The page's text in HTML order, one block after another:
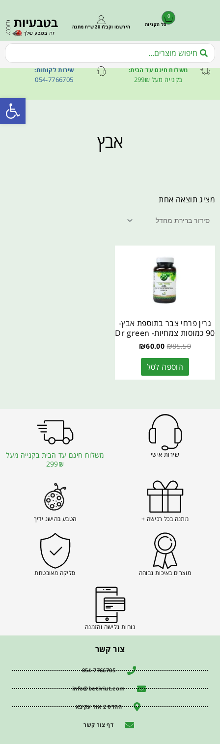
0
סל הקניות הירשמו וקבלו 20 ש״ח מתנה
משלוח חינם עד הבית:
בקנייה מעל 299₪
שירות לקוחות:
054-7766705
אבץ
מציג תוצאה אחת
גרין פרחי צבר בתוספת אבץ-
90 כמוסות צמחיות- Dr green
₪85.50
₪60.00
הוספה לסל
שירות אישי
משלוח חינם עד הבית בקנייה מעל
299₪
מתנה בכל רכישה + הטבע בהישג ידיך
מוצרים באיכות גבוהה סליקה מאובטחת
נוחות גלישה והזמנה
צור קשר
054-7766705
info@betiviut.com
ההדס 2 אור עקיבא
דף צור קשר
פתח